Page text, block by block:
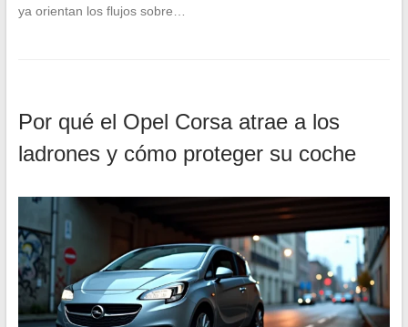
ya orientan los flujos sobre…
Por qué el Opel Corsa atrae a los
ladrones y cómo proteger su coche